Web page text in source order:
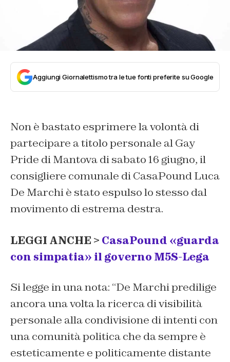
Aggiungi Giornalettismo tra le tue fonti preferite su Google
Non è bastato esprimere la volontà di
partecipare a titolo personale al Gay
Pride di Mantova di sabato 16 giugno, il
consigliere comunale di CasaPound Luca
De Marchi è stato espulso lo stesso dal
movimento di estrema destra.
LEGGI ANCHE > CasaPound «guarda
con simpatia» il governo M5S-Lega
Si legge in una nota: “De Marchi predilige
ancora una volta la ricerca di visibilità
personale alla condivisione di intenti con
una comunità politica che da sempre è
esteticamente e politicamente distante